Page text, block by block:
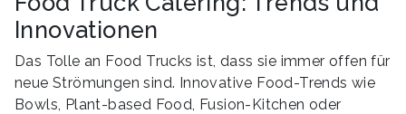
Innovationen
Das Tolle an Food Trucks ist, dass sie immer offen für
neue Strömungen sind. Innovative Food-Trends wie
Bowls, Plant-based Food, Fusion-Kitchen oder